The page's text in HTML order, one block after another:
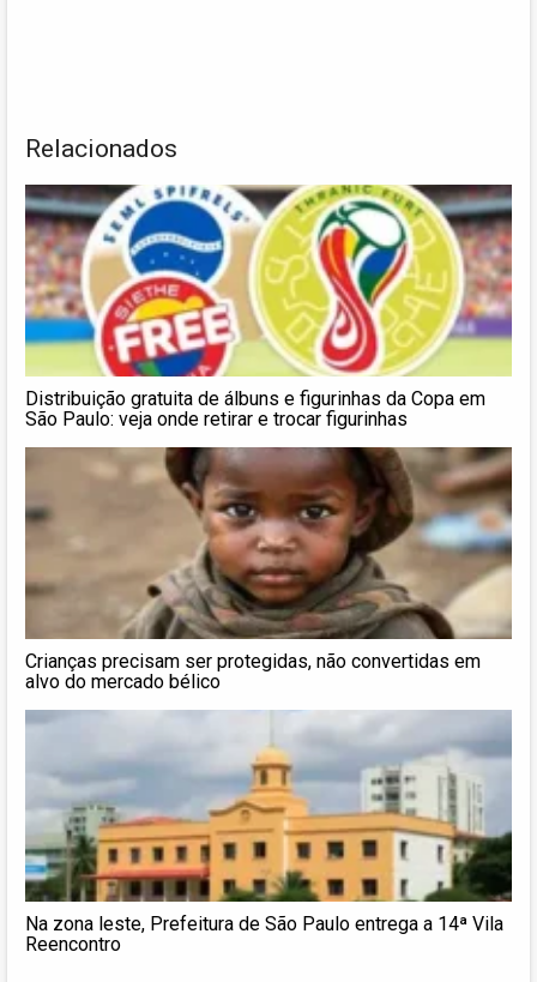
Relacionados
Distribuição gratuita de álbuns e figurinhas da Copa em
São Paulo: veja onde retirar e trocar figurinhas
Crianças precisam ser protegidas, não convertidas em
alvo do mercado bélico
Na zona leste, Prefeitura de São Paulo entrega a 14ª Vila
Reencontro